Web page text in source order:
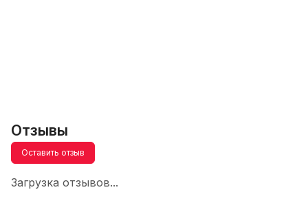
Отзывы
Оставить отзыв
Загрузка отзывов...